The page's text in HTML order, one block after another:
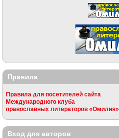
Правила
Правила для посетителей сайта
Международного клуба
православных литераторов «Омилия»
Вход для авторов